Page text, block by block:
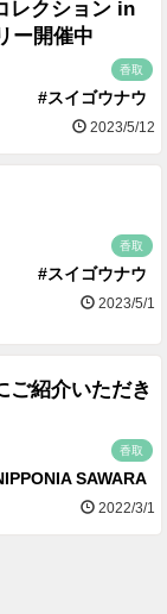
レクション in
ー開催中
香取
#スイゴウナウ
2023/5/12
香取
#スイゴウナウ
2023/5/1
ご紹介いただき
香取
SAWARA
2022/3/1